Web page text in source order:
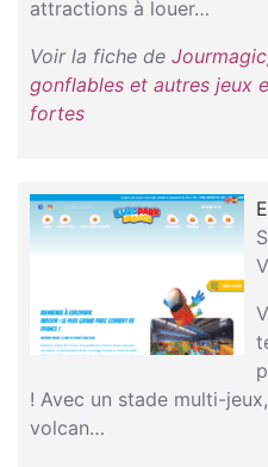
attractions à louer…
Voir la fiche de
gonflables et autres jeux
fortes
! Avec un stade multi-
volcan…